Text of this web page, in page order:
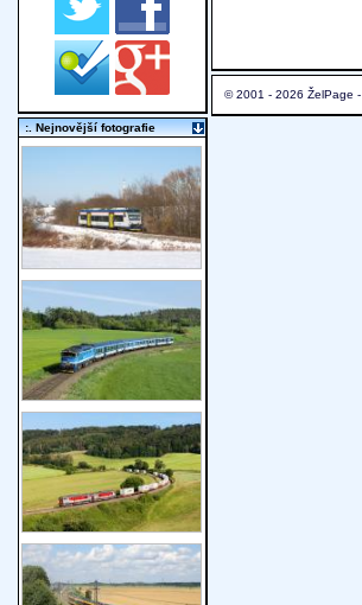
© 2001 - 2026 ŽelPage -
:. Nejnovější fotografie